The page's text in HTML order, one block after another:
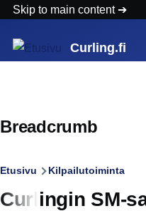
Skip to main content
Curling.fi
Breadcrumb
Etusivu Kilpailutoiminta
Curlingin SM-